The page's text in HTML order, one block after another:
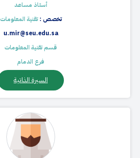
أستاذ مساعد
تخصص :تقنية المعلومات
u.mir@seu.edu.sa
قسم تقنية المعلومات
فرع الدمام
السيرة الذاتية